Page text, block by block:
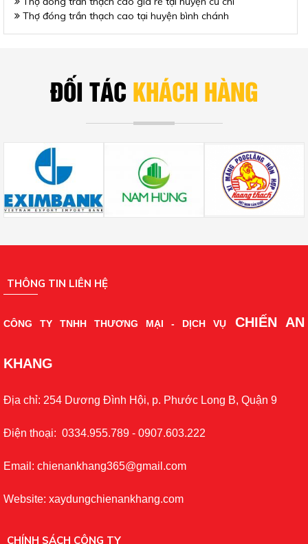
Thợ đóng trần thạch cao tại huyện bình chánh
ĐỐI TÁC KHÁCH HÀNG
THÔNG TIN LIÊN HỆ
CÔNG TY TNHH THƯƠNG MẠI - DỊCH VỤ CHIẾN AN
KHANG
Địa chỉ: 254 Dương Đình Hội, p. Phước Long B, Quận 9
Điện thoại: 0334.955.789 - 0907.603.222
Email: chienankhang365@gmail.com
Website: xaydungchienankhang.com
CHÍNH SÁCH CÔNG TY